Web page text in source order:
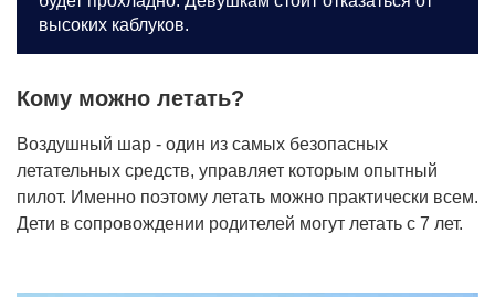
высоких каблуков.
Кому можно летать?
Воздушный шар - один из самых безопасных
летательных средств, управляет которым опытный
пилот. Именно поэтому летать можно практически всем.
Дети в сопровождении родителей могут летать с 7 лет.